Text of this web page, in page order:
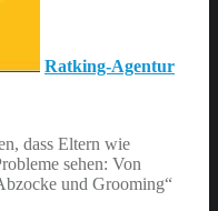
Ratking-Agentur
dass Eltern wie
sehen: Von
und Grooming“